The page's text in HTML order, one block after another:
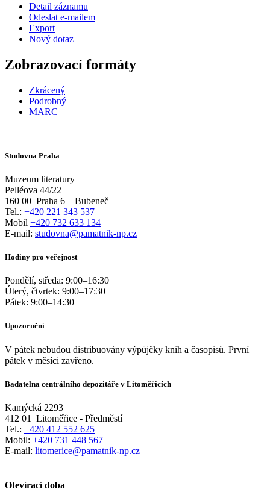
Detail záznamu
Odeslat e-mailem
Export
Nový dotaz
Zobrazovací formáty
Zkrácený
Podrobný
MARC
Studovna Praha
Muzeum literatury
Pelléova 44/22
160 00 Praha 6 – Bubeneč
Tel.: +420 221 343 537
Mobil +420 732 633 134
E-mail: studovna@pamatnik-np.cz
Hodiny pro veřejnost
Pondělí, středa: 9:00–16:30
Úterý, čtvrtek: 9:00–17:30
Pátek: 9:00–14:30
Upozornění
V pátek nebudou distribuovány výpůjčky knih a časopisů. První
pátek v měsíci zavřeno.
Badatelna centrálního depozitáře v Litoměřicích
Kamýcká 2293
412 01
Litoměřice - Předměstí
Tel.: +420 412 552 625
Mobil: +420 731 448 567
E-mail: litomerice@pamatnik-np.cz
Otevírací doba